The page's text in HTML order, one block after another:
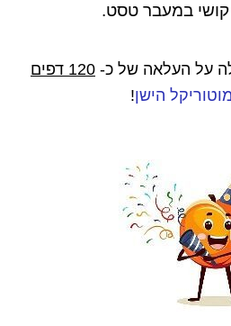
קושי במעבר טסט.
על העלאה של כ-
120 דפים
הישן!